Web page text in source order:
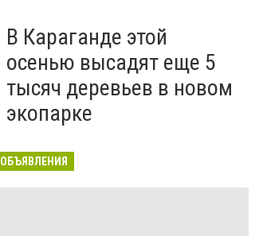
В Караганде этой
осенью высадят еще 5
тысяч деревьев в новом
экопарке
ОБЪЯВЛЕНИЯ